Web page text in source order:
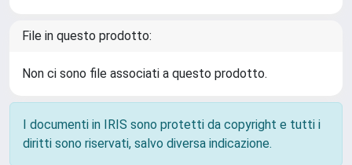
File in questo prodotto:
Non ci sono file associati a questo prodotto.
I documenti in IRIS sono protetti da copyright e tutti i
diritti sono riservati, salvo diversa indicazione.